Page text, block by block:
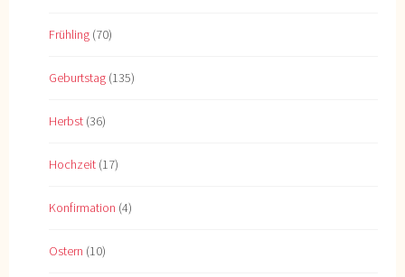
Frühling (70)
Geburtstag (135)
Herbst (36)
Hochzeit (17)
Konfirmation (4)
Ostern (10)